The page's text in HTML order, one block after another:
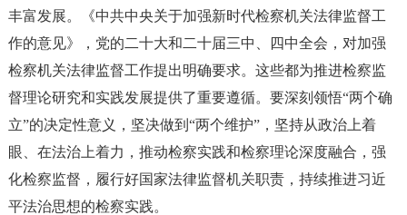
丰富发展。《中共中央关于加强新时代检察机关法律监督工
作的意见》，党的二十大和二十届三中、四中全会，对加强
检察机关法律监督工作提出明确要求。这些都为推进检察监
督理论研究和实践发展提供了重要遵循。要深刻领悟“两个确
立”的决定性意义，坚决做到“两个维护”，坚持从政治上着
眼、在法治上着力，推动检察实践和检察理论深度融合，强
化检察监督，履行好国家法律监督机关职责，持续推进习近
平法治思想的检察实践。